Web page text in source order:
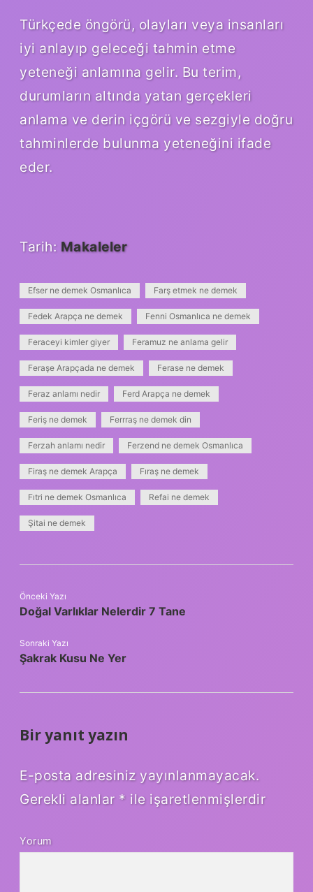
Türkçede öngörü, olayları veya insanları
iyi anlayıp geleceği tahmin etme
yeteneği anlamına gelir. Bu terim,
durumların altında yatan gerçekleri
anlama ve derin içgörü ve sezgiyle doğru
tahminlerde bulunma yeteneğini ifade
eder.
Tarih: Makaleler
Efser ne demek Osmanlıca Farş etmek ne demek
Fedek Arapça ne demek Fenni Osmanlıca ne demek
Feraceyi kimler giyer Feramuz ne anlama gelir
Feraşe Arapçada ne demek Ferase ne demek
Feraz anlamı nedir Ferd Arapça ne demek
Feriş ne demek Ferrraş ne demek din
Ferzah anlamı nedir Ferzend ne demek Osmanlıca
Firaş ne demek Arapça Fıraş ne demek
Fıtri ne demek Osmanlıca Refai ne demek
Şitai ne demek
Önceki Yazı
Doğal Varlıklar Nelerdir 7 Tane
Sonraki Yazı
Şakrak Kusu Ne Yer
Bir yanıt yazın
E-posta adresiniz yayınlanmayacak.
Gerekli alanlar * ile işaretlenmişlerdir
Yorum